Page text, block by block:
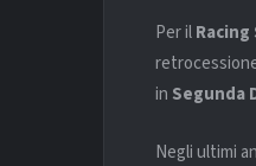
Per il
in Segunda
Negli ultimi